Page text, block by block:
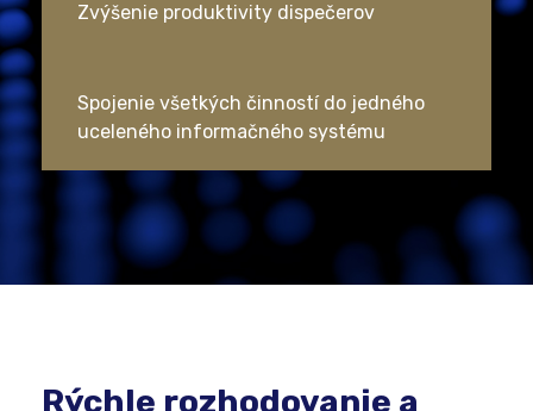
Zvýšenie produktivity dispečerov
Spojenie všetkých činností do jedného
uceleného informačného systému
Rýchle rozhodovanie a